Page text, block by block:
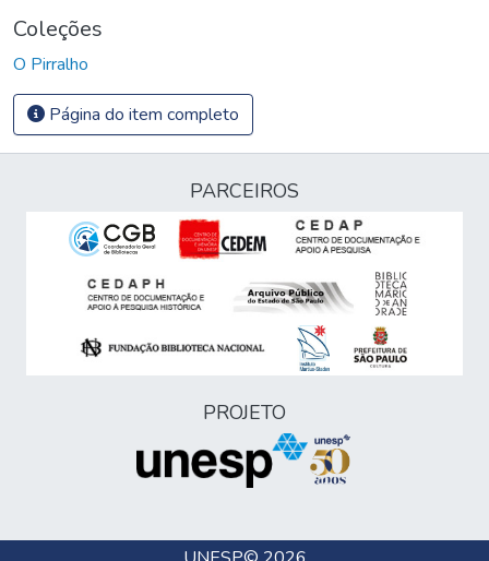
Coleções
O Pirralho
Página do item completo
PARCEIROS
PROJETO